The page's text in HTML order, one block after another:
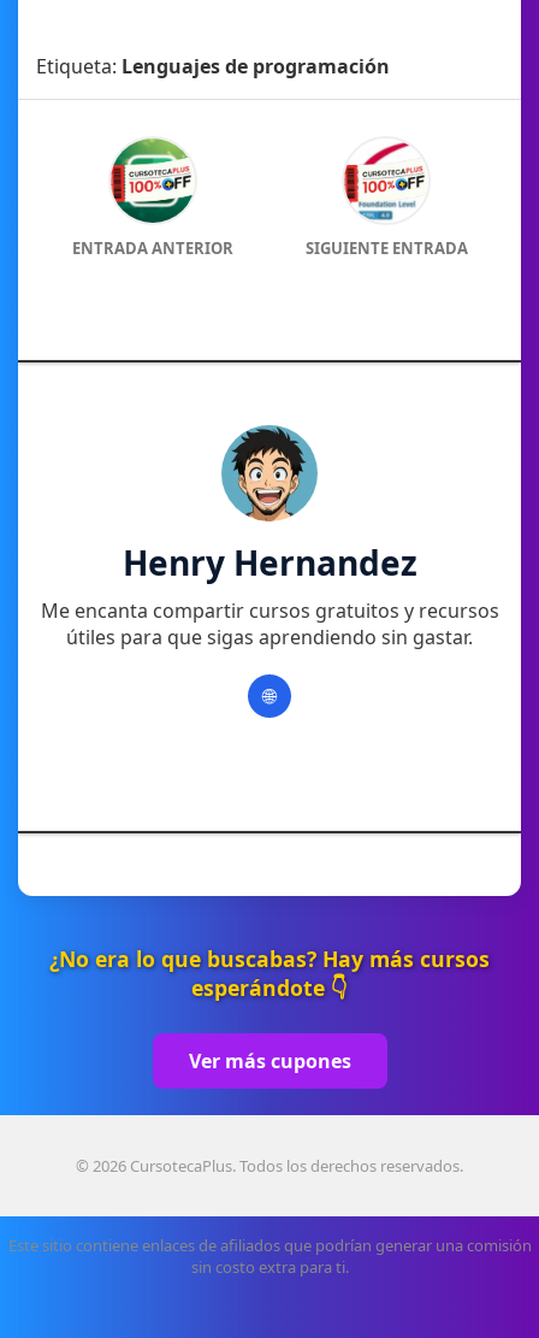
Etiqueta: Lenguajes de programación
ENTRADA ANTERIOR SIGUIENTE ENTRADA
Henry Hernandez
Me encanta compartir cursos gratuitos y recursos
útiles para que sigas aprendiendo sin gastar.
🌐
¿No era lo que buscabas? Hay más cursos
esperándote 👇
Ver más cupones
© 2026 CursotecaPlus. Todos los derechos reservados.
Este sitio contiene enlaces de afiliados que podrían generar una comisión
sin costo extra para ti.